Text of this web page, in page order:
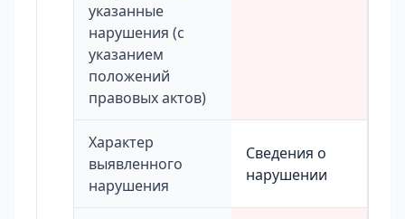
указанные
нарушения (с
указанием
положений
правовых актов)
Характер
выявленного
нарушения
Сведения о
нарушении